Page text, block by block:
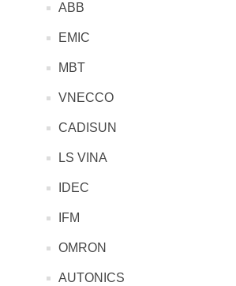
ABB
EMIC
MBT
VNECCO
CADISUN
LS VINA
IDEC
IFM
OMRON
AUTONICS